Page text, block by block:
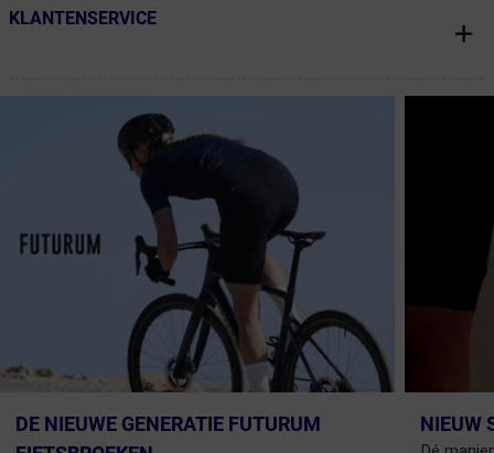
← Terug naar productnavigatie
KLANTENSERVICE
DE NIEUWE GENERATIE FUTURUM
NIEUW